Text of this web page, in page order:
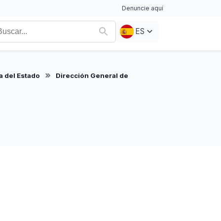
Denuncie aquí
ES
del Estado Dirección General de